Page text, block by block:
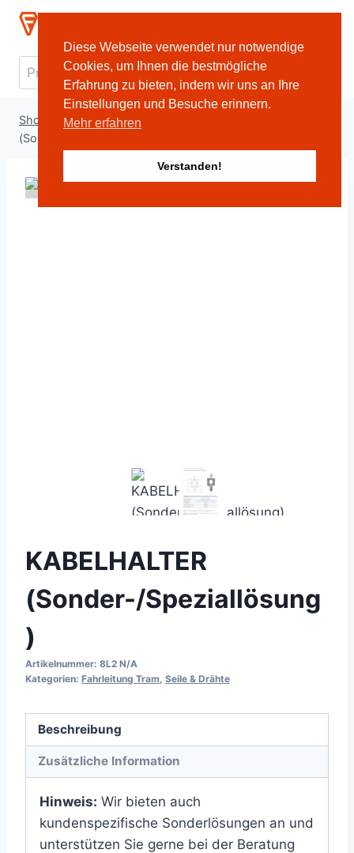
Zum
Inhalt
springen
Suche
nach:
Shop Fahrleitung Tram
(Sonder-/Speziallösung)
KABELHALTER
(Sonder-/Speziallösung
)
Artikelnummer: 8L2 N/A
Kategorien: Fahrleitung Tram, Seile & Drähte
Beschreibung
Zusätzliche Information
Hinweis: Wir bieten auch
kundenspezifische Sonderlösungen an und
unterstützen Sie gerne bei der Beratung
Diese Webseite verwendet nur notwendige
Cookies, um Ihnen die bestmögliche
Erfahrung zu bieten, indem wir uns an Ihre
Einstellungen und Besuche erinnern.
Mehr erfahren
Verstanden!